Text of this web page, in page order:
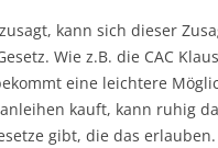
kann sich dieser
Wie z.B. die CAC
eine leichtere
kauft, kann ruhig
gibt, die das